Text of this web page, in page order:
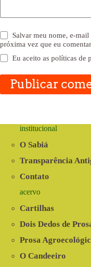
Salvar meu nome, e-mail
próxima vez que eu
Eu aceito aspolíticas de
Publicar
institucional
O Sabiá
Transparência
Contato
acervo
Cartilhas
Dois Dedos de
Prosa
O Candeeiro